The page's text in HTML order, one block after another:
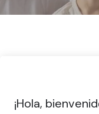
¡Hola,